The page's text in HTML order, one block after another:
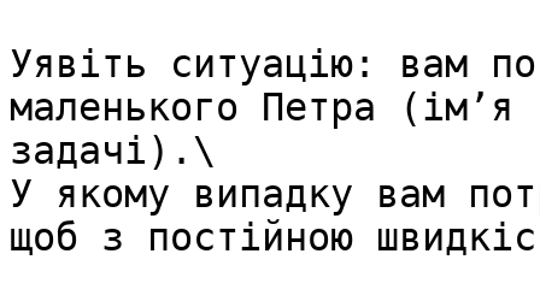
Уявiть ситуацiю: вам
маленького Петра (iм’я
задачi).\
У якому випадку вам
щоб з постiйною